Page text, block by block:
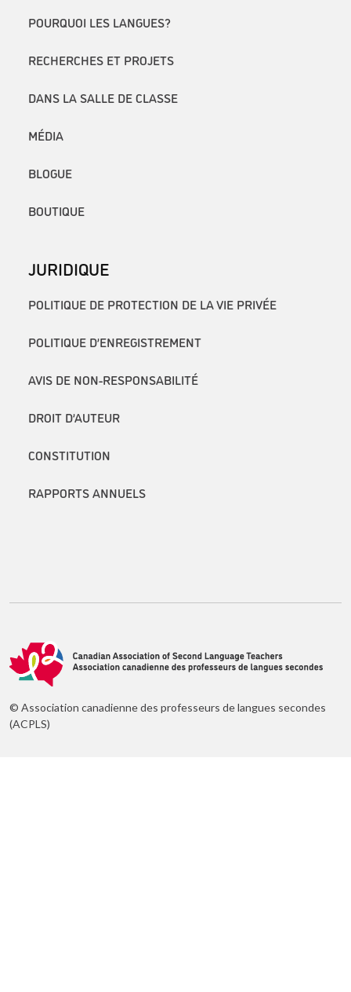
POURQUOI LES LANGUES?
RECHERCHES ET PROJETS
DANS LA SALLE DE CLASSE
MÉDIA
BLOGUE
BOUTIQUE
JURIDIQUE
POLITIQUE DE PROTECTION DE LA VIE PRIVÉE
POLITIQUE D’ENREGISTREMENT
AVIS DE NON-RESPONSABILITÉ
DROIT D’AUTEUR
CONSTITUTION
RAPPORTS ANNUELS
© Association canadienne des professeurs de langues secondes
(ACPLS)